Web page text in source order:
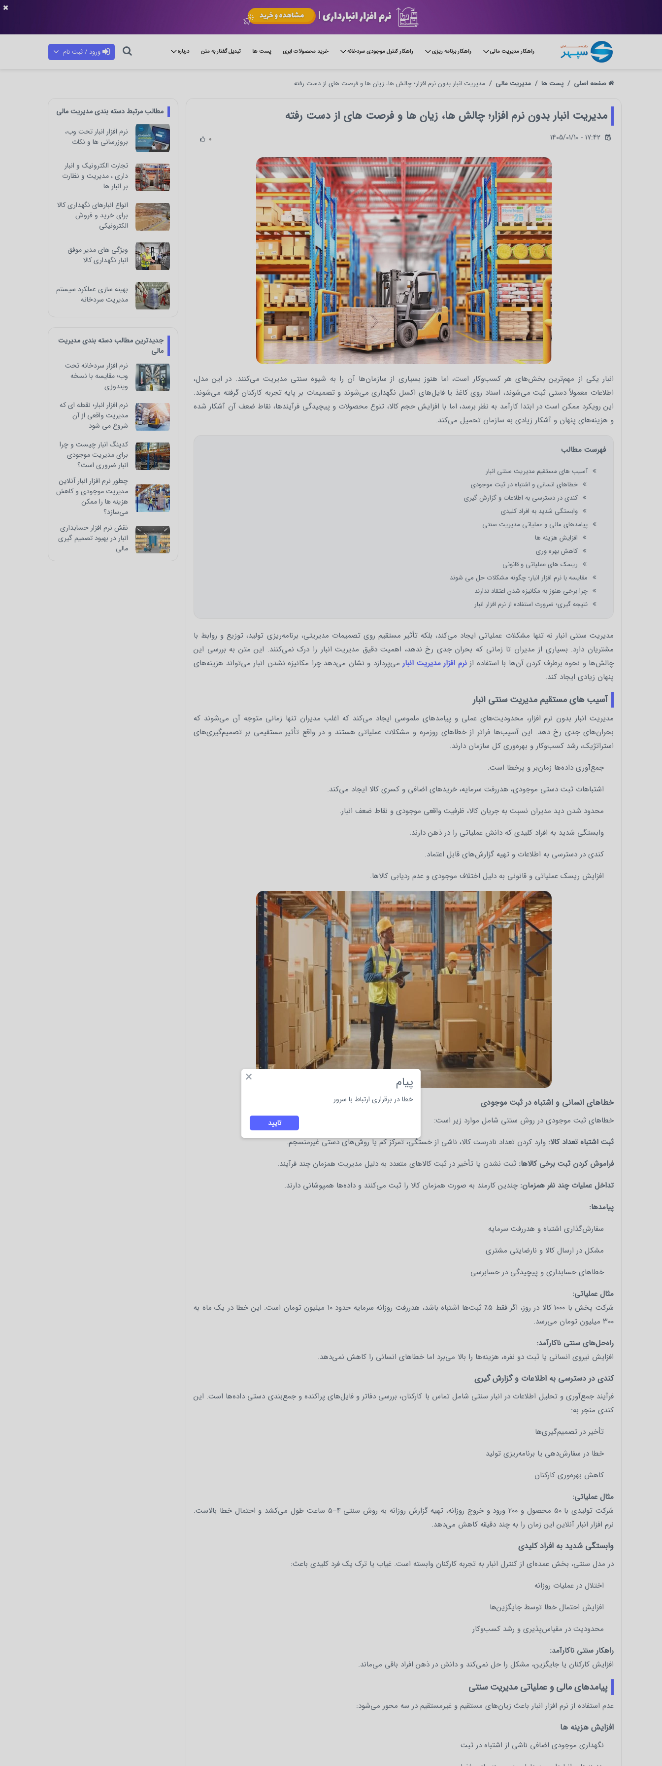
ورود / ثبت نام راهکار مدیریت مالی راهکار برنامه ریزی راهکار کنترل موجودی سردخانه خرید محصولات ابری پست ها تبدیل گفتار به متن درباره
صفحه اصلی پست ها مدیریت مالی مدیریت انبار بدون نرم‌ افزار؛ چالش‌ ها، زیان‌ ها و فرصت‌ های از دست رفته
مدیریت انبار بدون نرم‌ افزار؛ چالش‌ ها، زیان‌ ها و فرصت‌ های از دست رفته
0 1405/01/10 - 17:42
انبار یکی از مهم‌ترین بخش‌های هر کسب‌وکار است، اما هنوز بسیاری از سازمان‌ها آن را به شیوه سنتی مدیریت می‌کنند. در این مدل،
اطلاعات معمولاً دستی ثبت می‌شوند، اسناد روی کاغذ یا فایل‌های اکسل نگهداری می‌شوند و تصمیمات بر پایه تجربه کارکنان گرفته می‌شوند.
این رویکرد ممکن است در ابتدا کارآمد به نظر برسد، اما با افزایش حجم کالا، تنوع محصولات و پیچیدگی فرآیندها، نقاط ضعف آن آشکار شده
و هزینه‌های پنهان و آشکار زیادی به سازمان تحمیل می‌کند.
فهرست مطالب
آسیب های مستقیم مدیریت سنتی انبار
خطاهای انسانی و اشتباه در ثبت موجودی
کندی در دسترسی به اطلاعات و گزارش گیری
وابستگی شدید به افراد کلیدی
پیامدهای مالی و عملیاتی مدیریت سنتی
افزایش هزینه ها
کاهش بهره وری
ریسک های عملیاتی و قانونی
مقایسه با نرم افزار انبار؛ چگونه مشکلات حل می شوند
چرا برخی هنوز به مکانیزه شدن اعتقاد ندارند
نتیجه گیری؛ ضرورت استفاده از نرم افزار انبار
مدیریت سنتی انبار نه تنها مشکلات عملیاتی ایجاد می‌کند، بلکه تأثیر مستقیم روی تصمیمات مدیریتی، برنامه‌ریزی تولید، توزیع و روابط با
مشتریان دارد. بسیاری از مدیران تا زمانی که بحران جدی رخ ندهد، اهمیت دقیق مدیریت انبار را درک نمی‌کنند. این متن به بررسی این
چالش‌ها و نحوه برطرف کردن آن‌ها با استفاده ازنرم‌ افزار مدیریت انبارمی‌پردازد و نشان می‌دهد چرا مکانیزه نشدن انبار می‌تواند هزینه‌های
پنهان زیادی ایجاد کند.
آسیب های مستقیم مدیریت سنتی انبار
مدیریت انبار بدون نرم‌ افزار، محدودیت‌های عملی و پیامدهای ملموسی ایجاد می‌کند که اغلب مدیران تنها زمانی متوجه آن می‌شوند که
بحران‌های جدی رخ دهد. این آسیب‌ها فراتر از خطاهای روزمره و مشکلات عملیاتی هستند و در واقع تأثیر مستقیمی بر تصمیم‌گیری‌های
استراتژیک، رشد کسب‌وکار و بهره‌وری کل سازمان دارند.
جمع‌آوری داده‌ها زمان‌بر و پرخطا است.
اشتباهات ثبت دستی موجودی، هدررفت سرمایه، خریدهای اضافی و کسری کالا ایجاد می‌کند.
محدود شدن دید مدیران نسبت به جریان کالا، ظرفیت واقعی موجودی و نقاط ضعف انبار.
وابستگی شدید به افراد کلیدی که دانش عملیاتی را در ذهن دارند.
کندی در دسترسی به اطلاعات و تهیه گزارش‌های قابل اعتماد.
افزایش ریسک عملیاتی و قانونی به دلیل اختلاف موجودی و عدم ردیابی کالاها.
خطاهای انسانی و اشتباه در ثبت موجودی
خطاهای ثبت موجودی در روش سنتی شامل موارد زیر است:
ثبت اشتباه تعداد کالا: وارد کردن تعداد نادرست کالا، ناشی از خستگی، تمرکز کم یا روش‌های دستی غیرمنسجم.
فراموش کردن ثبت برخی کالاها: ثبت نشدن یا تأخیر در ثبت کالاهای متعدد به دلیل مدیریت همزمان چند فرآیند.
تداخل عملیات چند نفر همزمان: چندین کارمند به صورت همزمان کالا را ثبت می‌کنند و داده‌ها همپوشانی دارند.
پیامدها:
سفارش‌گذاری اشتباه و هدررفت سرمایه
مشکل در ارسال کالا و نارضایتی مشتری
خطاهای حسابداری و پیچیدگی در حسابرسی
مثال عملیاتی:
شرکت پخش با ۱۰۰۰ کالا در روز، اگر فقط ۵٪ ثبت‌ها اشتباه باشد، هدررفت روزانه سرمایه حدود ۱۰ میلیون تومان است. این خطا در یک ماه به
۳۰۰ میلیون تومان می‌رسد.
راه‌حل‌های سنتی ناکارآمد:
افزایش نیروی انسانی یا ثبت دو نفره، هزینه‌ها را بالا می‌برد اما خطاهای انسانی را کاهش نمی‌دهد.
کندی در دسترسی به اطلاعات و گزارش گیری
فرآیند جمع‌آوری و تحلیل اطلاعات در انبار سنتی شامل تماس با کارکنان، بررسی دفاتر و فایل‌های پراکنده و جمع‌بندی دستی داده‌ها است. این
کندی منجر به:
تأخیر در تصمیم‌گیری‌ها
خطا در سفارش‌دهی یا برنامه‌ریزی تولید
کاهش بهره‌وری کارکنان
مثال عملیاتی:
شرکت تولیدی با ۵۰ محصول و ۲۰۰ ورود و خروج روزانه، تهیه گزارش روزانه به روش سنتی ۴–۵ ساعت طول می‌کشد و احتمال خطا بالاست.
نرم‌ افزار انبار آنلاین این زمان را به چند دقیقه کاهش می‌دهد.
وابستگی شدید به افراد کلیدی
در مدل سنتی، بخش عمده‌ای از کنترل انبار به تجربه کارکنان وابسته است. غیاب یا ترک یک فرد کلیدی باعث:
اختلال در عملیات روزانه
افزایش احتمال خطا توسط جایگزین‌ها
محدودیت در مقیاس‌پذیری و رشد کسب‌وکار
راهکار سنتی ناکارآمد:
افزایش کارکنان یا جایگزین، مشکل را حل نمی‌کند و دانش در ذهن افراد باقی می‌ماند.
پیامدهای مالی و عملیاتی مدیریت سنتی
عدم استفاده از نرم‌ افزار انبار باعث زیان‌های مستقیم و غیرمستقیم در سه محور می‌شود:
افزایش هزینه ها
نگهداری موجودی اضافی ناشی از اشتباه در ثبت
مطالب مرتبط دسته بندی مدیریت مالی
نرم افزار انبار تحت وب،
بروزرسانی ها و نکات
تجارت الکترونیک و انبار
داری ، مدیریت و نظارت
بر انبار ها
انواع انبارهای نگهداری کالا
برای خرید و فروش
الکترونیکی
ویژگی های مدیر موفق
انبار نگهداری کالا
بهینه سازی عملکرد سیستم
مدیریت سردخانه
جدیدترین مطالب دسته بندی مدیریت
مالی
نرم افزار سردخانه تحت
وب؛ مقایسه با نسخه
ویندوزی
نرم‌ افزار انبار؛ نقطه‌ ای که
مدیریت واقعی از آن
شروع می‌ شود
کدینگ انبار چیست و چرا
برای مدیریت موجودی
انبار ضروری است؟
چطور نرم‌ افزار انبار آنلاین
مدیریت موجودی و کاهش
هزینه‌ ها را ممکن
می‌سازد؟
نقش نرم‌ افزار حسابداری
انبار در بهبود تصمیم‌ گیری
مالی
× پیام
خطا در برقراری ارتباط با سرور
تایید